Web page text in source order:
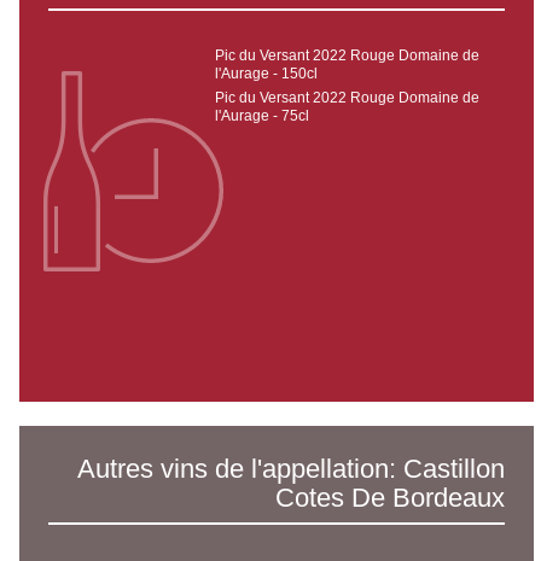
Pic du Versant 2022 Rouge Domaine de
l'Aurage - 150cl
Pic du Versant 2022 Rouge Domaine de
l'Aurage - 75cl
Autres vins de l'appellation: Castillon
Cotes De Bordeaux